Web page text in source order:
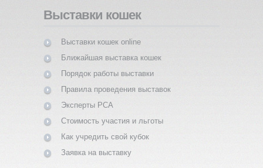
Выставки кошек
Выставки кошек online
Ближайшая выставка кошек
Порядок работы выставки
Правила проведения выставок
Эксперты PCA
Стоимость участия и льготы
Как учредить свой кубок
Заявка на выставку